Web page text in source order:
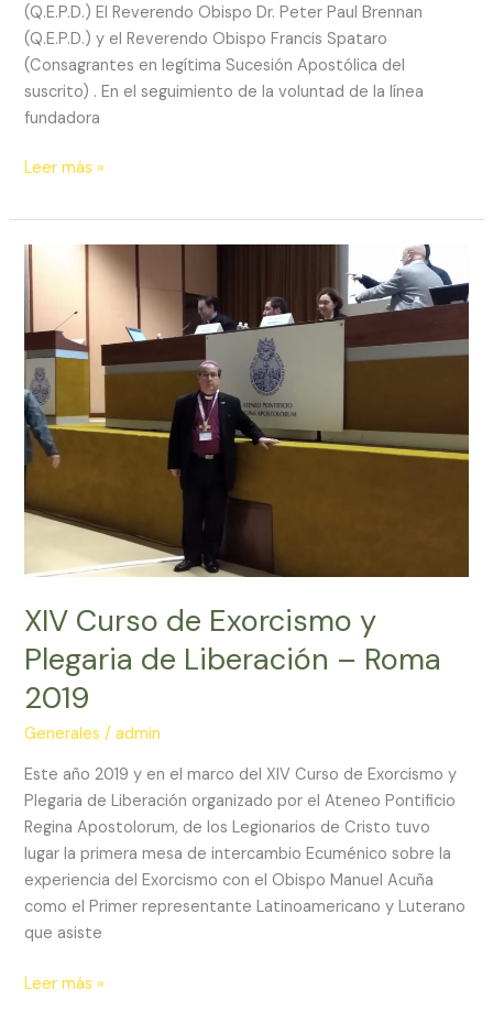
(Q.E.P.D.) El Reverendo Obispo Dr. Peter Paul Brennan
(Q.E.P.D.) y el Reverendo Obispo Francis Spataro
(Consagrantes en legítima Sucesión Apostólica del
suscrito) . En el seguimiento de la voluntad de la línea
fundadora
AIELIH
Comunión
de
Iglesias
Luteranas
Hispanoparlantes
Leer más »
XIV Curso de Exorcismo y
Plegaria de Liberación – Roma
2019
Generales /admin
Este año 2019 y en el marco del XIV Curso de Exorcismo y
Plegaria de Liberación organizado por el Ateneo Pontificio
Regina Apostolorum, de los Legionarios de Cristo tuvo
lugar la primera mesa de intercambio Ecuménico sobre la
experiencia del Exorcismo con el Obispo Manuel Acuña
como el Primer representante Latinoamericano y Luterano
que asiste
XIV
Leer más »